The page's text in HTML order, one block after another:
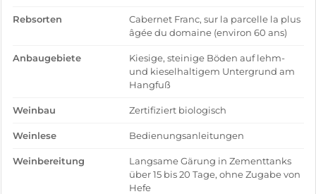
Rebsorten
Cabernet Franc, sur la parcelle la plus
âgée du domaine (environ 60 ans)
Anbaugebiete
Kiesige, steinige Böden auf lehm-
und kieselhaltigem Untergrund am
Hangfuß
Weinbau Zertifiziert biologisch
Weinlese Bedienungsanleitungen
Weinbereitung
Langsame Gärung in Zementtanks
über 15 bis 20 Tage, ohne Zugabe von
Hefe